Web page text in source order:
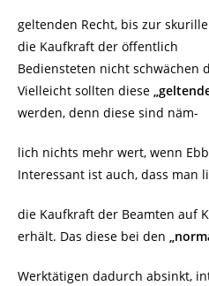
geltenden Recht, bis zur
die Kaufkraft der öffentlich
Bediensteten nicht schwächen
Vielleicht sollten diese
werden, denn diese sind näm-
lich nichts mehr wert, wenn
Interessant ist auch, dass man
die Kaufkraft der Beamten auf
erhält. Das diese bei den
Werktätigen dadurch absinkt,